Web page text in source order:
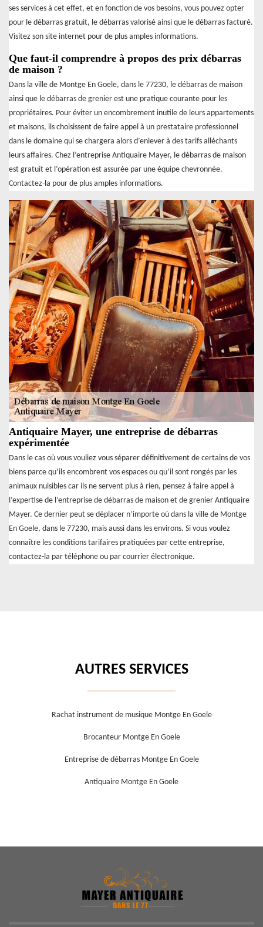
ses services à cet effet, et en fonction de vos besoins, vous pouvez opter
pour le débarras gratuit, le débarras valorisé ainsi que le débarras facturé.
Visitez son site internet pour de plus amples informations.
Que faut-il comprendre à propos des prix débarras
de maison ?
Dans la ville de Montge En Goele, dans le 77230, le débarras de maison
ainsi que le débarras de grenier est une pratique courante pour les
propriétaires. Pour éviter un encombrement inutile de leurs appartements
et maisons, ils choisissent de faire appel à un prestataire professionnel
dans le domaine qui se chargera alors d’enlever à des tarifs alléchants
leurs affaires. Chez l’entreprise Antiquaire Mayer, le débarras de maison
est gratuit et l’opération est assurée par une équipe chevronnée.
Contactez-la pour de plus amples informations.
Antiquaire Mayer, une entreprise de débarras
expérimentée
Dans le cas où vous vouliez vous séparer définitivement de certains de vos
biens parce qu’ils encombrent vos espaces ou qu’il sont rongés par les
animaux nuisibles car ils ne servent plus à rien, pensez à faire appel à
l’expertise de l’entreprise de débarras de maison et de grenier Antiquaire
Mayer. Ce dernier peut se déplacer n’importe où dans la ville de Montge
En Goele, dans le 77230, mais aussi dans les environs. Si vous voulez
connaître les conditions tarifaires pratiquées par cette entreprise,
contactez-la par téléphone ou par courrier électronique.
AUTRES SERVICES
Rachat instrument de musique Montge En Goele
Brocanteur Montge En Goele
Entreprise de débarras Montge En Goele
Antiquaire Montge En Goele